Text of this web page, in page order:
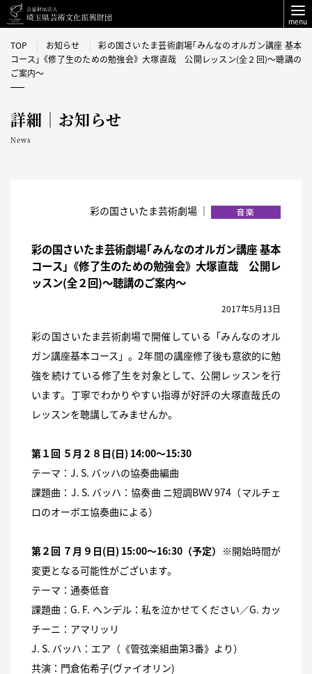
menu
TOP お知らせ
彩の国さいたま芸術劇場｢みんなのオルガン講座 基本
コース｣《修了生のための勉強会》大塚直哉 公開レッスン(全２回)〜聴講の
ご案内〜
詳細｜お知らせ
News
彩の国さいたま芸術劇場 ｜
彩の国さいたま芸術劇場｢みんなのオルガン講座 基本
コース｣《修了生のための勉強会》大塚直哉 公開レ
ッスン(全２回)〜聴講のご案内〜
2017年5月13日
彩の国さいたま芸術劇場で開催している「みんなのオル
ガン講座基本コース」。2年間の講座修了後も意欲的に勉
強を続けている修了生を対象として、公開レッスンを行
います。丁寧でわかりやすい指導が好評の大塚直哉氏の
レッスンを聴講してみませんか。
第１回 ５月２８日(日) 14:00〜15:30
テーマ：J. S. バッハの協奏曲編曲
課題曲：J. S. バッハ：協奏曲 ニ短調BWV 974（マルチェ
ロのオーボエ協奏曲による）
第２回 ７月９日(日) 15:00〜16:30（予定） ※開始時間が
変更となる可能性がございます。
テーマ：通奏低音
課題曲：G. F. ヘンデル：私を泣かせてください／G. カッ
チーニ：アマリッリ
J. S. バッハ：エア（《管弦楽組曲第3番》より）
共演：門倉佑希子(ヴァイオリン)